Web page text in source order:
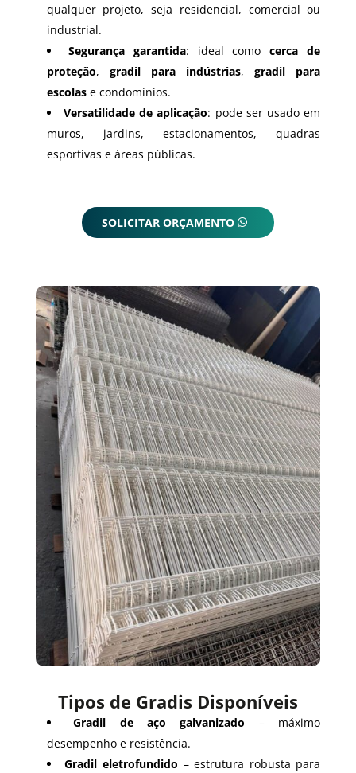
qualquer projeto, seja residencial, comercial ou
industrial.
Segurança garantida: ideal comocerca de
proteção, gradil para indústrias,gradil para
escolase condomínios.
Versatilidade de aplicação: pode ser usado em
muros, jardins, estacionamentos, quadras
esportivas e áreas públicas.
SOLICITAR ORÇAMENTO
Tipos de Gradis Disponíveis
Gradil de aço galvanizado – máximo
desempenho e resistência.
Gradil eletrofundido – estrutura robusta para